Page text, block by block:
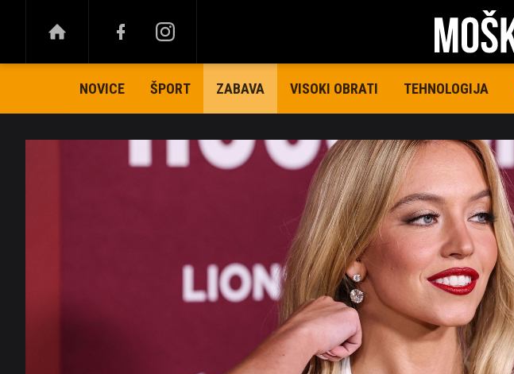
NOVICE ŠPORT ZABAVA VISOKI OBRATI TEHNOLOGIJA